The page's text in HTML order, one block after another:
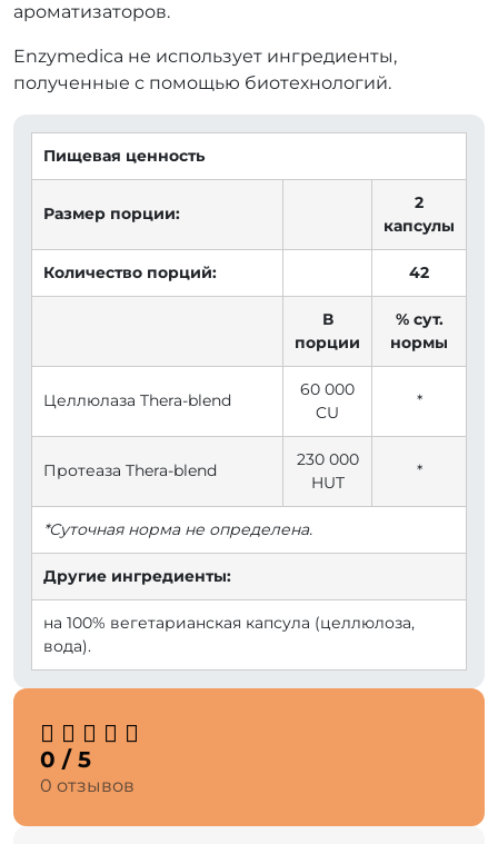
ароматизаторов.
Enzymedica не использует ингредиенты,
полученные с помощью биотехнологий.
Пищевая ценность
Размер порции:
2
капсулы
Количество порций: 42
В
порции
% сут.
нормы
Целлюлаза Thera-blend
60 000
CU
*
Протеаза Thera-blend
230 000
HUT
*
*Суточная норма не определена.
Другие ингредиенты:
на 100% вегетарианская капсула (целлюлоза,
вода).
0 / 5
0 отзывов